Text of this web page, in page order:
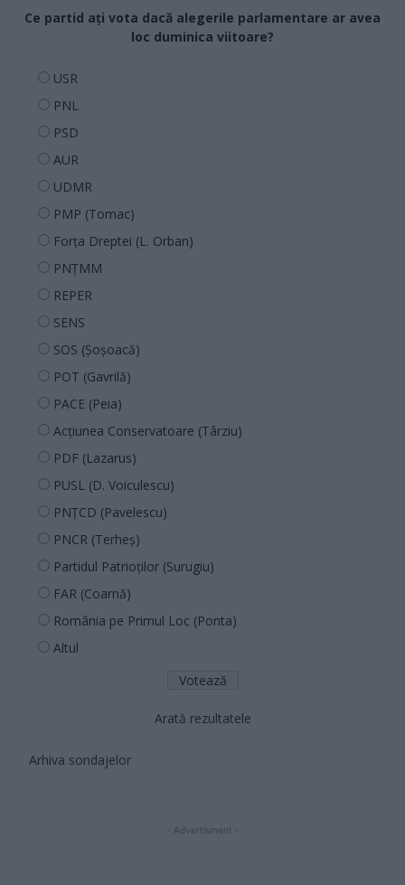
Ce partid ați vota dacă alegerile parlamentare ar avea
loc duminica viitoare?
USR
PNL
PSD
AUR
UDMR
PMP (Tomac)
Forța Dreptei (L. Orban)
PNȚMM
REPER
SENS
SOS (Șoșoacă)
POT (Gavrilă)
PACE (Peia)
Acțiunea Conservatoare (Târziu)
PDF (Lazarus)
PUSL (D. Voiculescu)
PNȚCD (Pavelescu)
PNCR (Terheș)
Partidul Patrioților (Surugiu)
FAR (Coarnă)
România pe Primul Loc (Ponta)
Altul
Arată rezultatele
Arhiva sondajelor
- Advertisment -